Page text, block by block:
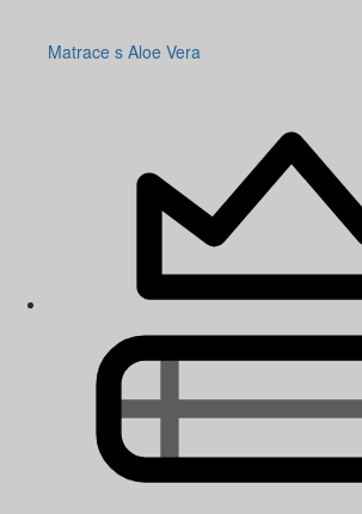
Matrace s Aloe Vera